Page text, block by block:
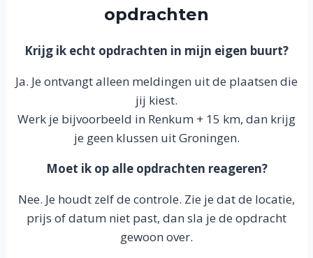
opdrachten
Krijg ik echt opdrachten in mijn eigen buurt?
Ja. Je ontvangt alleen meldingen uit de plaatsen die
jij kiest.
Werk je bijvoorbeeld in Renkum + 15 km, dan krijg
je geen klussen uit Groningen.
Moet ik op alle opdrachten reageren?
Nee. Je houdt zelf de controle. Zie je dat de locatie,
prijs of datum niet past, dan sla je de opdracht
gewoon over.